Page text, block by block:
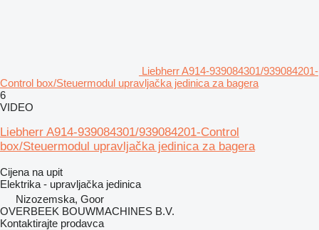
Liebherr A914-939084301/939084201-
Control box/Steuermodul upravljačka jedinica za bagera
6
VIDEO
Liebherr A914-939084301/939084201-Control
box/Steuermodul upravljačka jedinica za bagera
Cijena na upit
Elektrika - upravljačka jedinica
Nizozemska, Goor
OVERBEEK BOUWMACHINES B.V.
Kontaktirajte prodavca